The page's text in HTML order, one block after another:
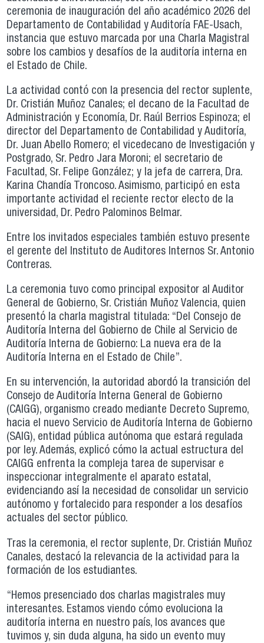
ceremonia de inauguración del año académico 2026 del
Departamento de Contabilidad y Auditoría FAE-Usach,
instancia que estuvo marcada por una Charla Magistral
sobre los cambios y desafíos de la auditoría interna en
el Estado de Chile.
La actividad contó con la presencia del rector suplente,
Dr. Cristián Muñoz Canales; el decano de la Facultad de
Administración y Economía, Dr. Raúl Berrios Espinoza; el
director del Departamento de Contabilidad y Auditoría,
Dr. Juan Abello Romero; el vicedecano de Investigación y
Postgrado, Sr. Pedro Jara Moroni; el secretario de
Facultad, Sr. Felipe González; y la jefa de carrera, Dra.
Karina Chandía Troncoso. Asimismo, participó en esta
importante actividad el reciente rector electo de la
universidad, Dr. Pedro Palominos Belmar.
Entre los invitados especiales también estuvo presente
el gerente del Instituto de Auditores Internos Sr. Antonio
Contreras.
La ceremonia tuvo como principal expositor al Auditor
General de Gobierno, Sr. Cristián Muñoz Valencia, quien
presentó la charla magistral titulada: “Del Consejo de
Auditoría Interna del Gobierno de Chile al Servicio de
Auditoría Interna de Gobierno: La nueva era de la
Auditoría Interna en el Estado de Chile”.
En su intervención, la autoridad abordó la transición del
Consejo de Auditoría Interna General de Gobierno
(CAIGG), organismo creado mediante Decreto Supremo,
hacia el nuevo Servicio de Auditoría Interna de Gobierno
(SAIG), entidad pública autónoma que estará regulada
por ley. Además, explicó cómo la actual estructura del
CAIGG enfrenta la compleja tarea de supervisar e
inspeccionar integralmente el aparato estatal,
evidenciando así la necesidad de consolidar un servicio
autónomo y fortalecido para responder a los desafíos
actuales del sector público.
Tras la ceremonia, el rector suplente, Dr. Cristián Muñoz
Canales, destacó la relevancia de la actividad para la
formación de los estudiantes.
“Hemos presenciado dos charlas magistrales muy
interesantes. Estamos viendo cómo evoluciona la
auditoría interna en nuestro país, los avances que
tuvimos y, sin duda alguna, ha sido un evento muy